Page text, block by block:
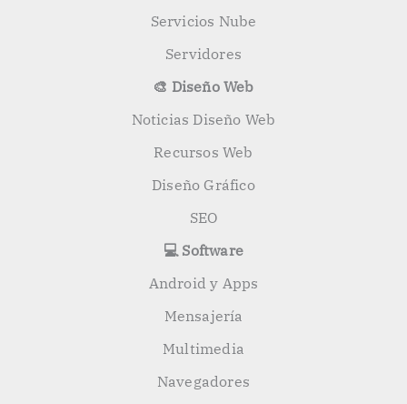
Servicios Nube
Servidores
🎨 Diseño Web
Noticias Diseño Web
Recursos Web
Diseño Gráfico
SEO
💻 Software
Android y Apps
Mensajería
Multimedia
Navegadores